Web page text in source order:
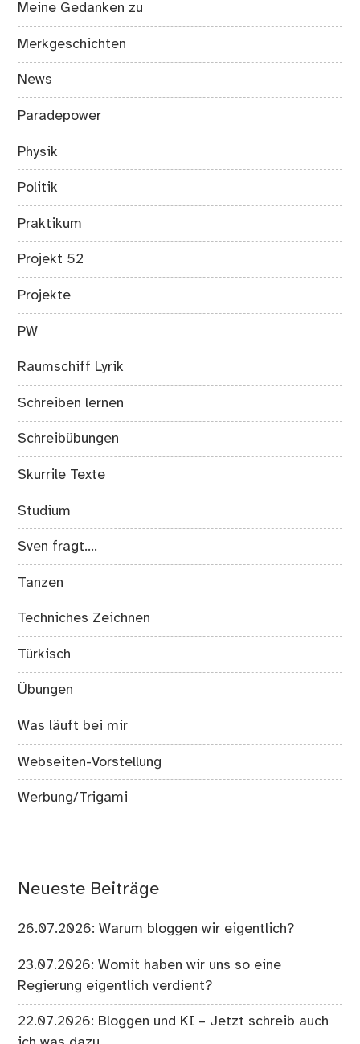
Meine Gedanken zu
Merkgeschichten
News
Paradepower
Physik
Politik
Praktikum
Projekt 52
Projekte
PW
Raumschiff Lyrik
Schreiben lernen
Schreibübungen
Skurrile Texte
Studium
Sven fragt….
Tanzen
Techniches Zeichnen
Türkisch
Übungen
Was läuft bei mir
Webseiten-Vorstellung
Werbung/Trigami
Neueste Beiträge
26.07.2026: Warum bloggen wir eigentlich?
23.07.2026: Womit haben wir uns so eine
Regierung eigentlich verdient?
22.07.2026: Bloggen und KI – Jetzt schreib auch